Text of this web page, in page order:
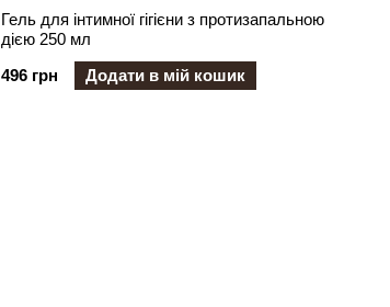
Гель для інтимної гігієни з протизапальною
дією 250 мл
496 грн
Додати в мій кошик